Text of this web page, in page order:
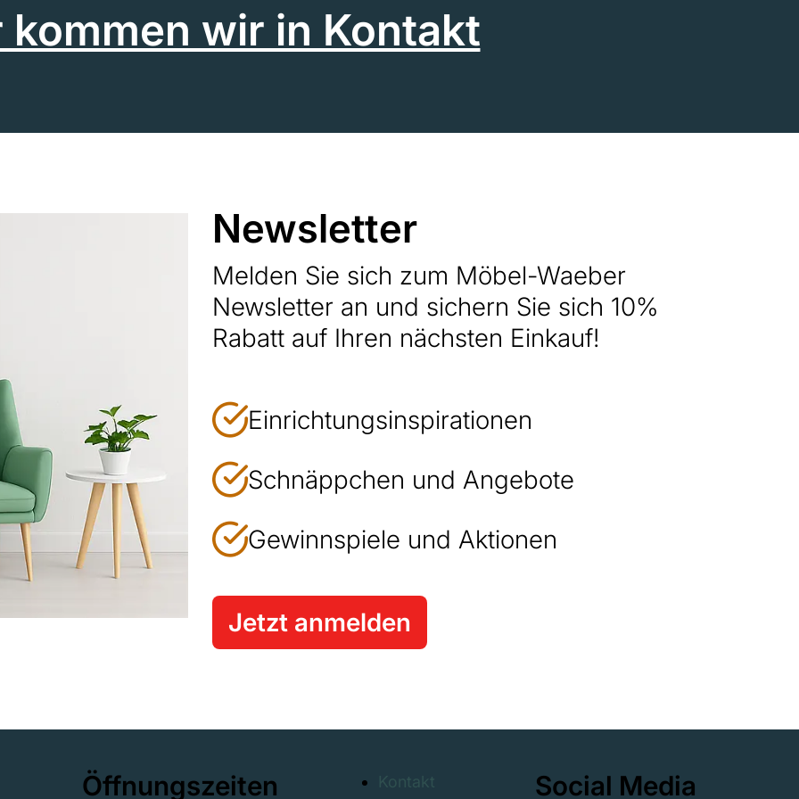
kommen wir in Kontakt
Newsletter
Melden Sie sich zum Möbel-Waeber
Newsletter an und sichern Sie sich 10%
Rabatt auf Ihren nächsten Einkauf!
Einrichtungsinspirationen
Schnäppchen und Angebote
Gewinnspiele und Aktionen
Jetzt anmelden
Öffnungszeiten Kontakt Social Media